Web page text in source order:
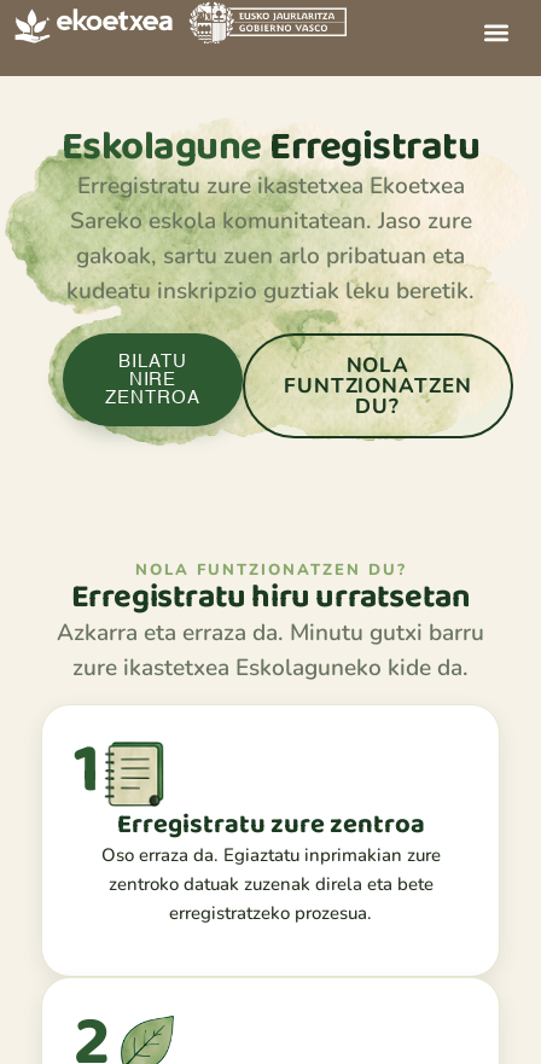
EskolaguneErregistratu
Erregistratu zure ikastetxea Ekoetxea
Sareko eskola komunitatean. Jaso zure
gakoak, sartu zuen arlo pribatuan eta
kudeatu inskripzio guztiak leku beretik.
BILATU
NIRE
ZENTROA
NOLA
FUNTZIONATZEN
DU?
NOLA FUNTZIONATZEN DU?
Erregistratu hiru urratsetan
Azkarra eta erraza da. Minutu gutxi barru
zure ikastetxea Eskolaguneko kide da.
1 Erregistratu zure zentroa
Oso erraza da. Egiaztatu inprimakian zure
zentroko datuak zuzenak direla eta bete
erregistratzeko prozesua.